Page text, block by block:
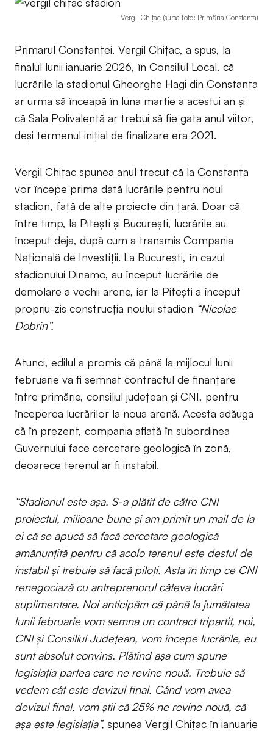
Vergil Chițac (sursa foto: Primăria Constanța)
Primarul Constanței, Vergil Chițac, a spus, la
finalul lunii ianuarie 2026, în Consiliul Local, că
lucrările la stadionul Gheorghe Hagi din Constanța
ar urma să înceapă în luna martie a acestui an și
că Sala Polivalentă ar trebui să fie gata anul viitor,
deși termenul inițial de finalizare era 2021.
Vergil Chițac spunea anul trecut că la Constanța
vor începe prima dată lucrările pentru noul
stadion, față de alte proiecte din țară. Doar că
între timp, la Pitești și București, lucrările au
început deja, după cum a transmis Compania
Națională de Investiții. La București, în cazul
stadionului Dinamo, au început lucrările de
demolare a vechii arene, iar la Pitești a început
propriu-zis construcția noului stadion “Nicolae
Dobrin”.
Atunci, edilul a promis că până la mijlocul lunii
februarie va fi semnat contractul de finanțare
între primărie, consiliul județean și CNI, pentru
începerea lucrărilor la noua arenă. Acesta adăuga
că în prezent, compania aflată în subordinea
Guvernului face cercetare geologică în zonă,
deoarece terenul ar fi instabil.
“Stadionul este așa. S-a plătit de către CNI
proiectul, milioane bune și am primit un mail de la
ei că se apucă să facă cercetare geologică
amănunțită pentru că acolo terenul este destul de
instabil și trebuie să facă piloți. Asta în timp ce CNI
renegociază cu antreprenorul câteva lucrări
suplimentare. Noi anticipăm că până la jumătatea
lunii februarie vom semna un contract tripartit, noi,
CNI și Consiliul Județean, vom începe lucrările, eu
sunt absolut convins. Plătind așa cum spune
legislația partea care ne revine nouă. Trebuie să
vedem cât este devizul final. Când vom avea
devizul final, vom știi că 25% ne revine nouă, că
așa este legislația”, spunea Vergil Chițac în ianuarie